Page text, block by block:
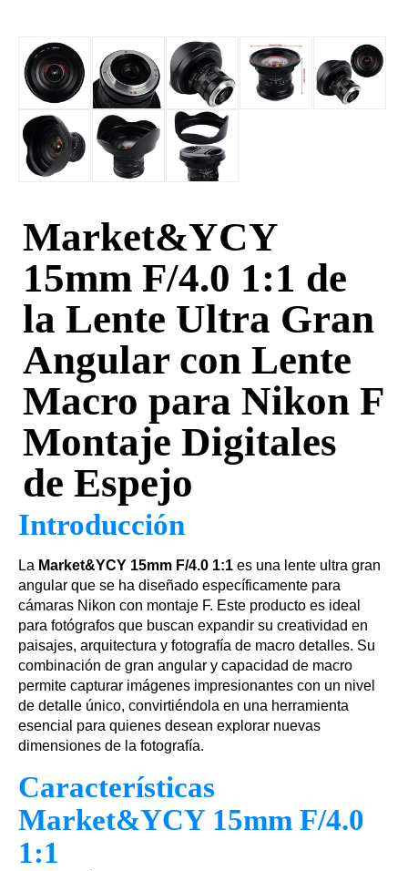
Market&YCY
15mm F/4.0 1:1 de
la Lente Ultra Gran
Angular con Lente
Macro para Nikon F
Montaje Digitales
de Espejo
Introducción
La Market&YCY 15mm F/4.0 1:1 es una lente ultra gran
angular que se ha diseñado específicamente para
cámaras Nikon con montaje F. Este producto es ideal
para fotógrafos que buscan expandir su creatividad en
paisajes, arquitectura y fotografía de macro detalles. Su
combinación de gran angular y capacidad de macro
permite capturar imágenes impresionantes con un nivel
de detalle único, convirtiéndola en una herramienta
esencial para quienes desean explorar nuevas
dimensiones de la fotografía.
Características
Market&YCY 15mm F/4.0
1:1